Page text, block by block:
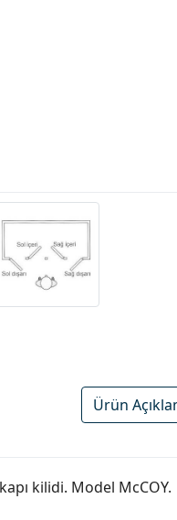
Ürün
kilidi. Model McCOY.